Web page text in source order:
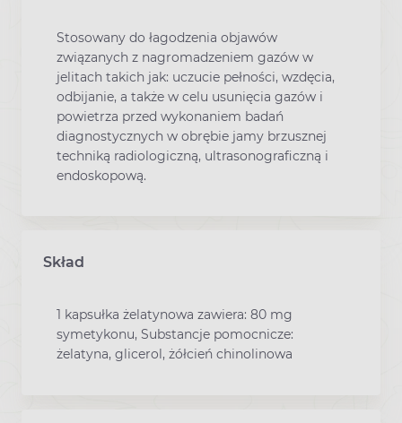
Stosowany do łagodzenia objawów
związanych z nagromadzeniem gazów w
jelitach takich jak: uczucie pełności, wzdęcia,
odbijanie, a także w celu usunięcia gazów i
powietrza przed wykonaniem badań
diagnostycznych w obrębie jamy brzusznej
techniką radiologiczną, ultrasonograficzną i
endoskopową.
Skład
1 kapsułka żelatynowa zawiera: 80 mg
symetykonu, Substancje pomocnicze:
żelatyna, glicerol, żółcień chinolinowa